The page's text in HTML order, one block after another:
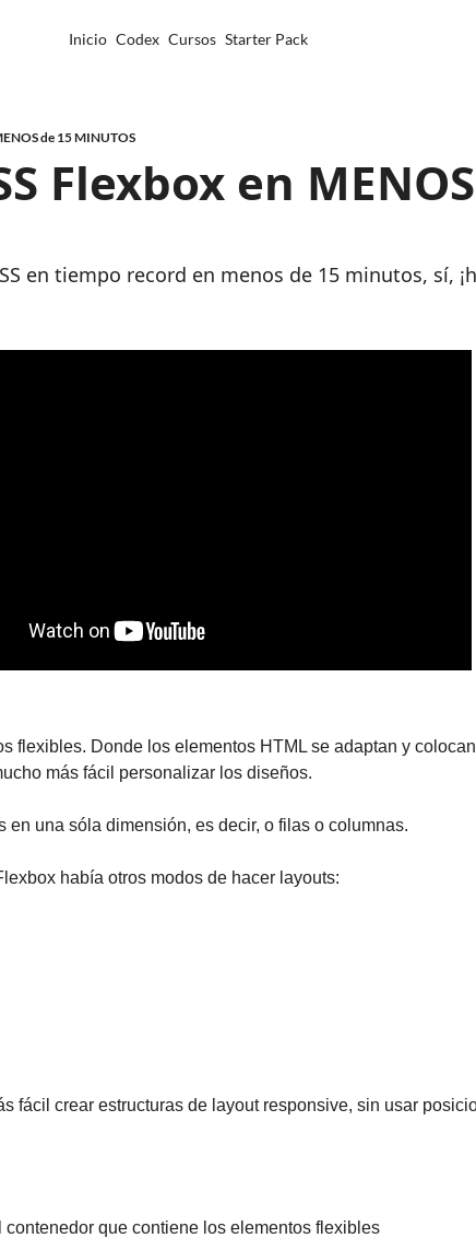
Inicio Codex Cursos Starter Pack
de 15 MINUTOS
Flexbox en
en tiempo record en menos de 15 minutos, sí,
flexibles. Donde los elementos HTML se adaptan y colocan
más fácil personalizar los diseños.
en una sóla dimensión, es decir, o filas o columnas.
había otros modos de hacer layouts:
fácil crear estructuras de layout responsive, sin usar
contenedor que contiene los elementos flexibles